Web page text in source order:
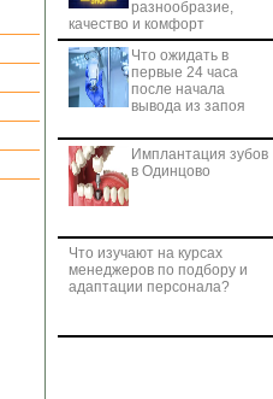
разнообразие,
качество и комфорт
Что ожидать в
первые 24 часа
после начала
вывода из запоя
Имплантация зубов
в Одинцово
Что изучают на курсах
менеджеров по подбору и
адаптации персонала?